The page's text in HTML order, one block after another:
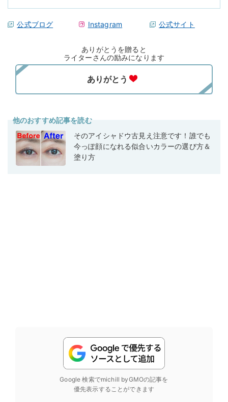
公式ブログ Instagram 公式サイト
ありがとうを贈ると
ライターさんの励みになります
他のおすすめ記事を読む
そのアイシャドウ古見え注意です！誰でも
今っぽ顔になれる似合いカラーの選び方＆
塗り方
Google 検索でmichill byGMOの記事を
優先表示することができます